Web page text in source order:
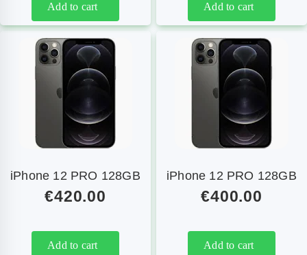
Add to cart Add to cart
iPhone 12 PRO 128GB
€420.00
Add to cart
iPhone 12 PRO 128GB
€400.00
Add to cart